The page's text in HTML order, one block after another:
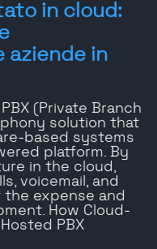
in cloud:
aziende in
(Private Branch
solution that
based systems
platform. By
in the cloud,
voicemail, and
expense and
How Cloud-
PBX